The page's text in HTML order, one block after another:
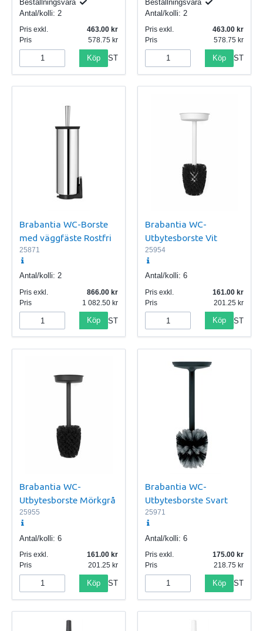
Beställningsvara
Antal/kolli: 2
Pris exkl.
463.00
Pris
578.75
Köp ST
Beställningsvara
Antal/kolli: 2
Pris exkl.
463.00
Pris
578.75
Köp ST
Brabantia WC-Borste
med väggfäste Rostfri
25871
Antal/kolli: 2
Pris exkl.
866.00
Pris
1 082.50
Köp ST
Brabantia WC-
Utbytesborste Vit
25954
Antal/kolli: 6
Pris exkl.
161.00
Pris
201.25
Köp ST
Brabantia WC-
Utbytesborste Mörkgrå
25955
Antal/kolli: 6
Pris exkl.
161.00
Pris
201.25
Köp ST
Brabantia WC-
Utbytesborste Svart
25971
Antal/kolli: 6
Pris exkl.
175.00
Pris
218.75
Köp ST